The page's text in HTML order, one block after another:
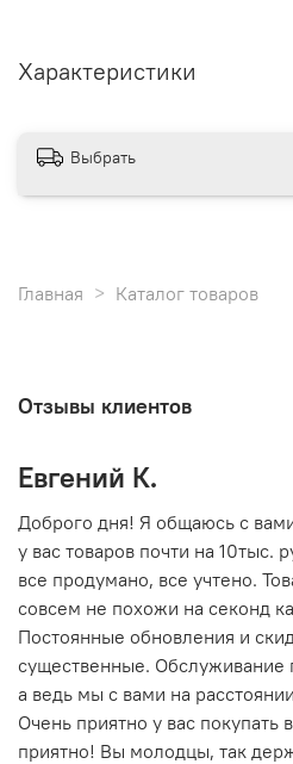
Характеристики
Выбрать
Главная Каталог товаров
Отзывы клиентов
Евгений К.
Доброго дня! Я общаюсь с
у вас товаров почти на 10тыс.
все продумано, все учтено.
совсем не похожи на секонд
Постоянные обновления и
существенные. Обслуживание
а ведь мы с вами на
Очень приятно у вас покупать
приятно! Вы молодцы, так